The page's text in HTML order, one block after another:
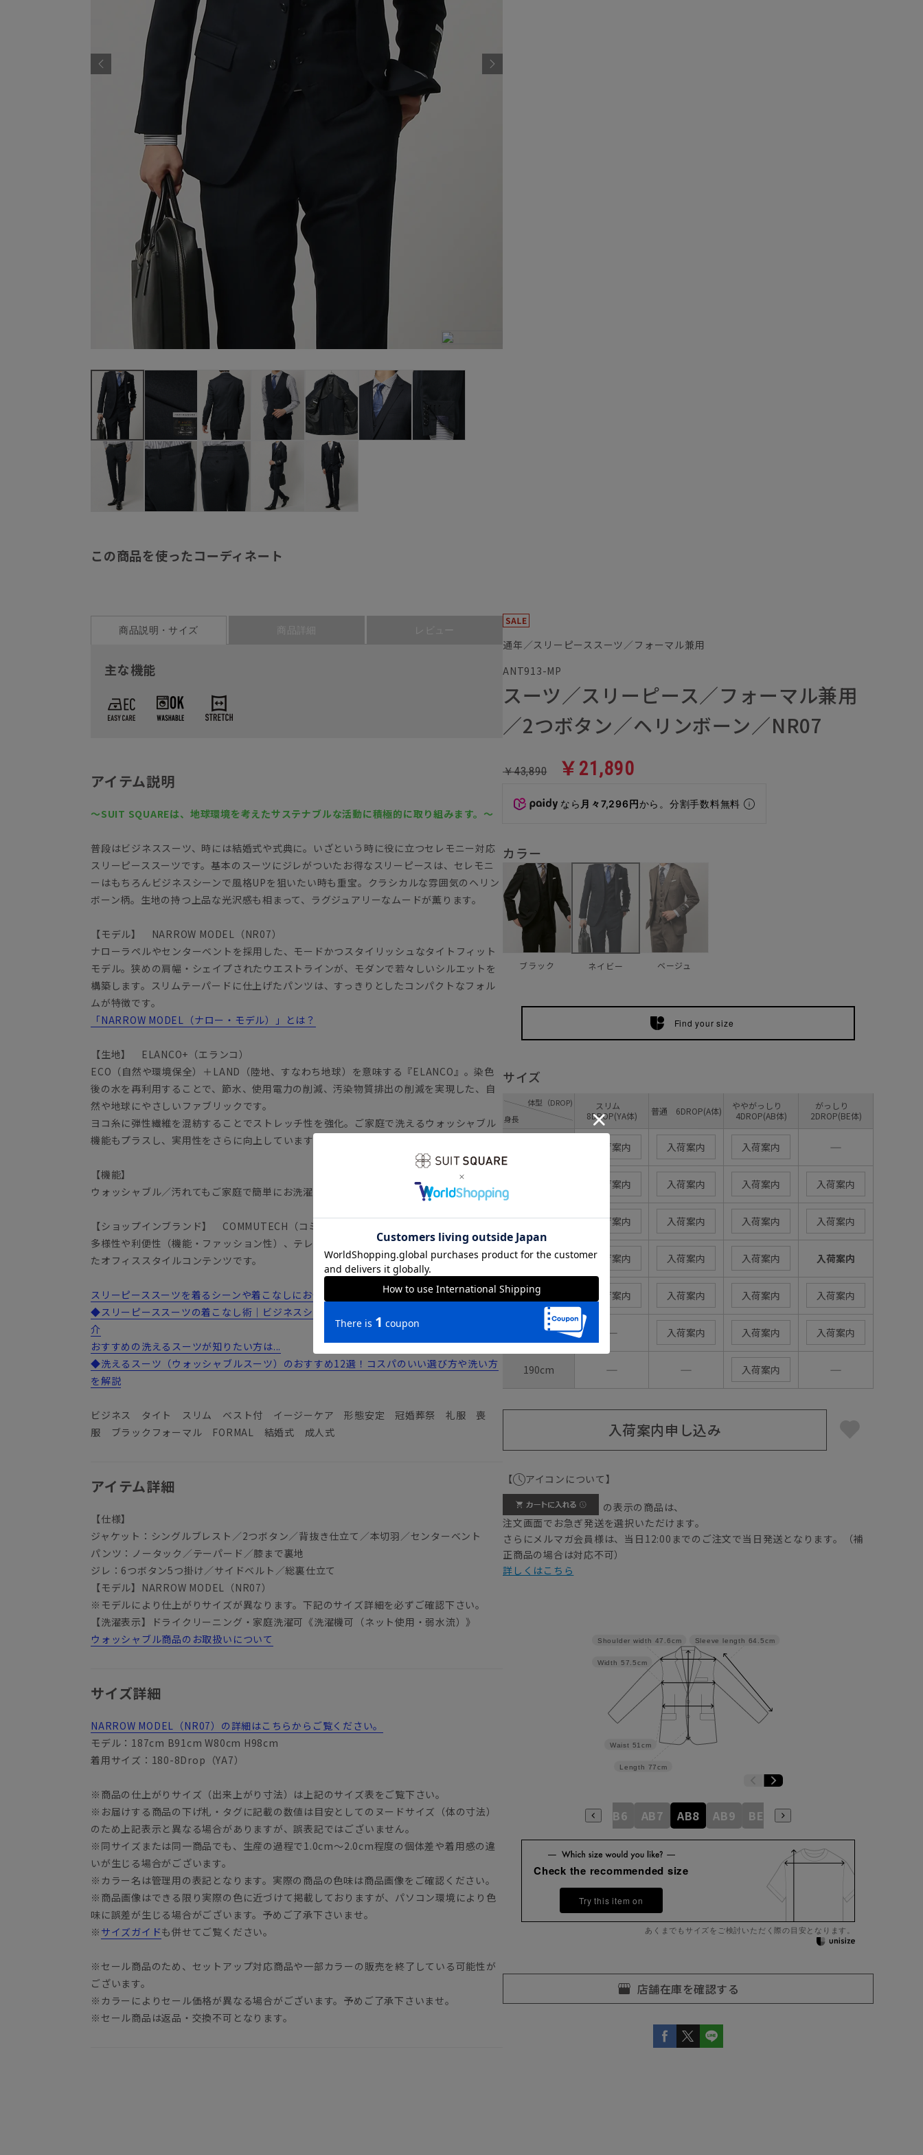
この商品を使ったコーディネート
商品説明・サイズ 商品詳細 レビュー
主な機能
アイテム説明
～SUIT SQUAREは、地球環境を考えたサステナブルな活動に積極的に取り組みます。～
普段はビジネススーツ、時には結婚式や式典に。いざという時に役に立つセレモニー対応
スリーピーススーツです。基本のスーツにジレがついたお得なスリーピースは、セレモニ
ーはもちろんビジネスシーンで風格UPを狙いたい時も重宝。クラシカルな雰囲気のヘリン
ボーン柄。生地の持つ上品な光沢感も相まって、ラグジュアリーなムードが薫ります。
【モデル】 NARROW MODEL（NR07）
ナローラペルやセンターベントを採用した、モードかつスタイリッシュなタイトフィット
モデル。狭めの肩幅・シェイプされたウエストラインが、モダンで若々しいシルエットを
構築します。スリムテーパードに仕上げたパンツは、すっきりとしたコンパクトなフォル
ムが特徴です。
「NARROW MODEL（ナロー・モデル）」とは？
【生地】 ELANCO+（エランコ）
ECO（自然や環境保全）＋LAND（陸地、すなわち地球）を意味する『ELANCO』。染色
後の水を再利用することで、節水、使用電力の削減、汚染物質排出の削減を実現した、自
然や地球にやさしいファブリックです。
ヨコ糸に弾性繊維を混紡することでストレッチ性を強化。ご家庭で洗えるウォッシャブル
機能もプラスし、実用性をさらに向上しています。
【機能】
ウォッシャブル／汚れてもご家庭で簡単にお洗濯が可能です。
【ショップインブランド】 COMMUTECH（コミューテック）
多様性や利便性（機能・ファッション性）、テレワークなど様々な切り口へフォーカスし
たオフィススタイルコンテンツです。
スリーピーススーツを着るシーンや着こなしにお悩みの方は...
◆スリーピーススーツの着こなし術｜ビジネスシーンにおすすめのコーディネートをご紹
介
おすすめの洗えるスーツが知りたい方は...
◆洗えるスーツ（ウォッシャブルスーツ）のおすすめ12選！コスパのいい選び方や洗い方
を解説
ビジネス タイト スリム ベスト付 イージーケア 形態安定 冠婚葬祭 礼服 喪
服 ブラックフォーマル FORMAL 結婚式 成人式
アイテム詳細
【仕様】
ジャケット：シングルブレスト／2つボタン／背抜き仕立て／本切羽／センターベント
パンツ：ノータック／テーパード／膝まで裏地
ジレ：6つボタン5つ掛け／サイドベルト／総裏仕立て
【モデル】NARROW MODEL（NR07）
※モデルにより仕上がりサイズが異なります。下記のサイズ詳細を必ずご確認下さい。
【洗濯表示】ドライクリーニング・家庭洗濯可《洗濯機可（ネット使用・弱水流）》
ウォッシャブル商品のお取扱いについて
サイズ詳細
NARROW MODEL（NR07）の詳細はこちらからご覧ください。
モデル：187cm B91cm W80cm H98cm
着用サイズ：180-8Drop（YA7）
※商品の仕上がりサイズ（出来上がり寸法）は上記のサイズ表をご覧下さい。
※お届けする商品の下げ札・タグに記載の数値は目安としてのヌードサイズ（体の寸法）
のため上記表示と異なる場合がありますが、誤表記ではございません。
※同サイズまたは同一商品でも、生産の過程で1.0cm～2.0cm程度の個体差や着用感の違
いが生じる場合がございます。
※カラー名は管理用の表記となります。実際の商品の色味は商品画像をご確認ください。
※商品画像はできる限り実際の色に近づけて掲載しておりますが、パソコン環境により色
味に誤差が生じる場合がございます。予めご了承下さいませ。
※ サイズガイドも併せてご覧ください。
※セール商品のため、セットアップ対応商品や一部カラーの販売を終了している可能性が
ございます。
※カラーによりセール価格が異なる場合がございます。予めご了承下さいませ。
※セール商品は返品・交換不可となります。
通年／スリーピーススーツ／フォーマル兼用
ANT913-MP
スーツ／スリーピース／フォーマル兼用
／2つボタン／ヘリンボーン／NR07
￥43,890 ￥21,890
なら 月々7,296円から。分割手数料無料
カラー
ブラック ネイビー ベージュ
Find your size
サイズ
身長
体型（DROP)
スリム
8DROP(YA体)
普通 6DROP(A体)
ややがっしり
4DROP(AB体)
がっしり
2DROP(BE体)
入荷案内 入荷案内 入荷案内 ―
入荷案内 入荷案内 入荷案内 入荷案内
170cm 入荷案内 入荷案内 入荷案内 入荷案内
175cm 入荷案内 入荷案内 入荷案内 入荷案内
180cm 入荷案内 入荷案内 入荷案内 入荷案内
185cm ― 入荷案内 入荷案内 入荷案内
190cm ― ― 入荷案内 ―
入荷案内申し込み
【 アイコンについて】
の表示の商品は、
注文画面でお急ぎ発送を選択いただけます。
さらにメルマガ会員様は、当日12:00までのご注文で当日発送となります。（補
正商品の場合は対応不可）
詳しくはこちら
Sleeve length 64.5cm
Length 77cm
Waist 51cm
Width 57.5cm
Shoulder width 47.6cm
YA3 A3 A4 A5 A6 A7 A8 A9 AB5 AB6 AB7 AB8 AB9 BE3 BE4
Check the recommended size
Try this item on
あくまでもサイズをご検討いただく際の目安となります。